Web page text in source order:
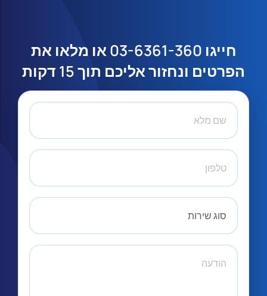
חייגו
או מלאו את
הפרטים ונחזור אליכם תוך 15 דקות